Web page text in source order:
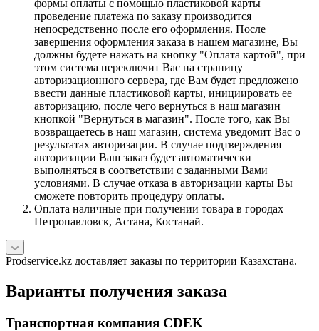
формы оплаты с помощью пластиковой карты
проведение платежа по заказу производится
непосредственно после его оформления. После
завершения оформления заказа в нашем магазине, Вы
должны будете нажать на кнопку "Оплата картой", при
этом система переключит Вас на страницу
авторизационного сервера, где Вам будет предложено
ввести данные пластиковой карты, инициировать ее
авторизацию, после чего вернуться в наш магазин
кнопкой "Вернуться в магазин". После того, как Вы
возвращаетесь в наш магазин, система уведомит Вас о
результатах авторизации. В случае подтверждения
авторизации Ваш заказ будет автоматически
выполняться в соответствии с заданными Вами
условиями. В случае отказа в авторизации карты Вы
сможете повторить процедуру оплаты.
Оплата наличные при получении товара в городах
Петропавловск, Астана, Костанай.
Prodservice.kz доставляет заказы по территории Казахстана.
Варианты получения заказа
Транспортная компания CDEK